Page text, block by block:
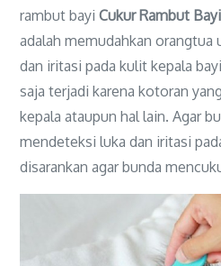
rambut bayiCukur Rambut
adalah memudahkan
dan iritasi pada kulit kepala
saja terjadi karena kotoran
kepala ataupun hal lain. Agar
mendeteksi luka dan iritasi
disarankan agar bunda